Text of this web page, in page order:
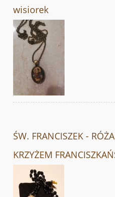
wisiorek
ŚW. FRANCISZEK -
KRZYŻEM